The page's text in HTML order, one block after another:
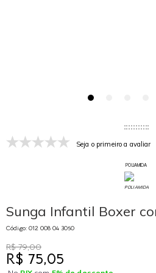
Seja o primeiro a avaliar
POLIAMIDA
Sunga Infantil Boxer
Código: 012 008 04 3050
R$ 79,00
R$ 75,05